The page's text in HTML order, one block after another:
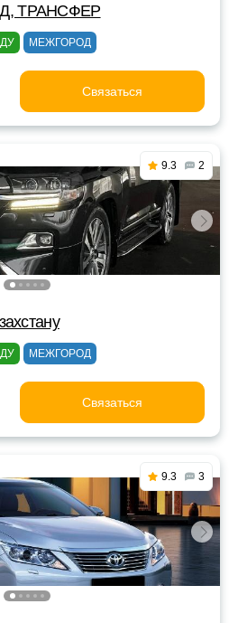
ТРАНСФЕР
МЕЖГОРОД
Связаться
9.3 2
МЕЖГОРОД
Связаться
9.3 3